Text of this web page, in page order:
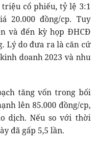
cổ phiếu, tỷ lệ 3:1
20.000 đồng/cp. Tuy
và đến kỳ họp ĐHCĐ
Lý do đưa ra là căn cứ
doanh 2023 và nhu
tăng vốn trong bối
lên 85.000 đồng/cp,
dịch. Nếu so với thời
đã gấp 5,5 lần.